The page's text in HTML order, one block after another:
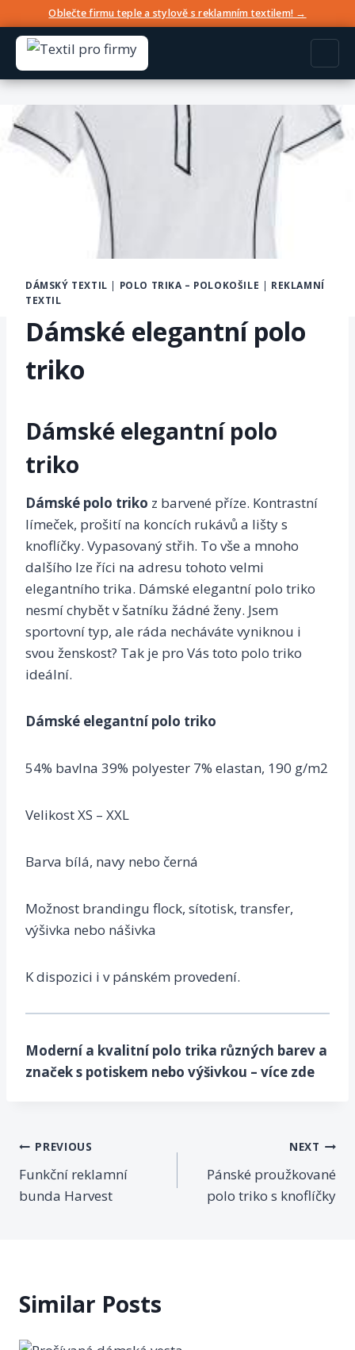
Oblečte firmu teple a stylově s reklamním textilem! →
DÁMSKÝ TEXTIL | POLO TRIKA – POLOKOŠILE | REKLAMNÍ
TEXTIL
Dámské elegantní polo
triko
Dámské elegantní polo
triko
Dámské polo triko z barvené příze. Kontrastní
límeček, prošití na koncích rukávů a lišty s
knoflíčky. Vypasovaný střih. To vše a mnoho
dalšího lze říci na adresu tohoto velmi
elegantního trika. Dámské elegantní polo triko
nesmí chybět v šatníku žádné ženy. Jsem
sportovní typ, ale ráda necháváte vyniknou i
svou ženskost? Tak je pro Vás toto polo triko
ideální.
Dámské elegantní polo triko
54% bavlna 39% polyester 7% elastan, 190 g/m2
Velikost XS – XXL
Barva bílá, navy nebo černá
Možnost brandingu flock, sítotisk, transfer,
výšivka nebo nášivka
K dispozici i v pánském provedení.
Moderní a kvalitní polo trika různých barev a
značek s potiskem nebo výšivkou – více zde
PREVIOUS
Funkční reklamní
bunda Harvest
NEXT
Pánské proužkované
polo triko s knoflíčky
Similar Posts